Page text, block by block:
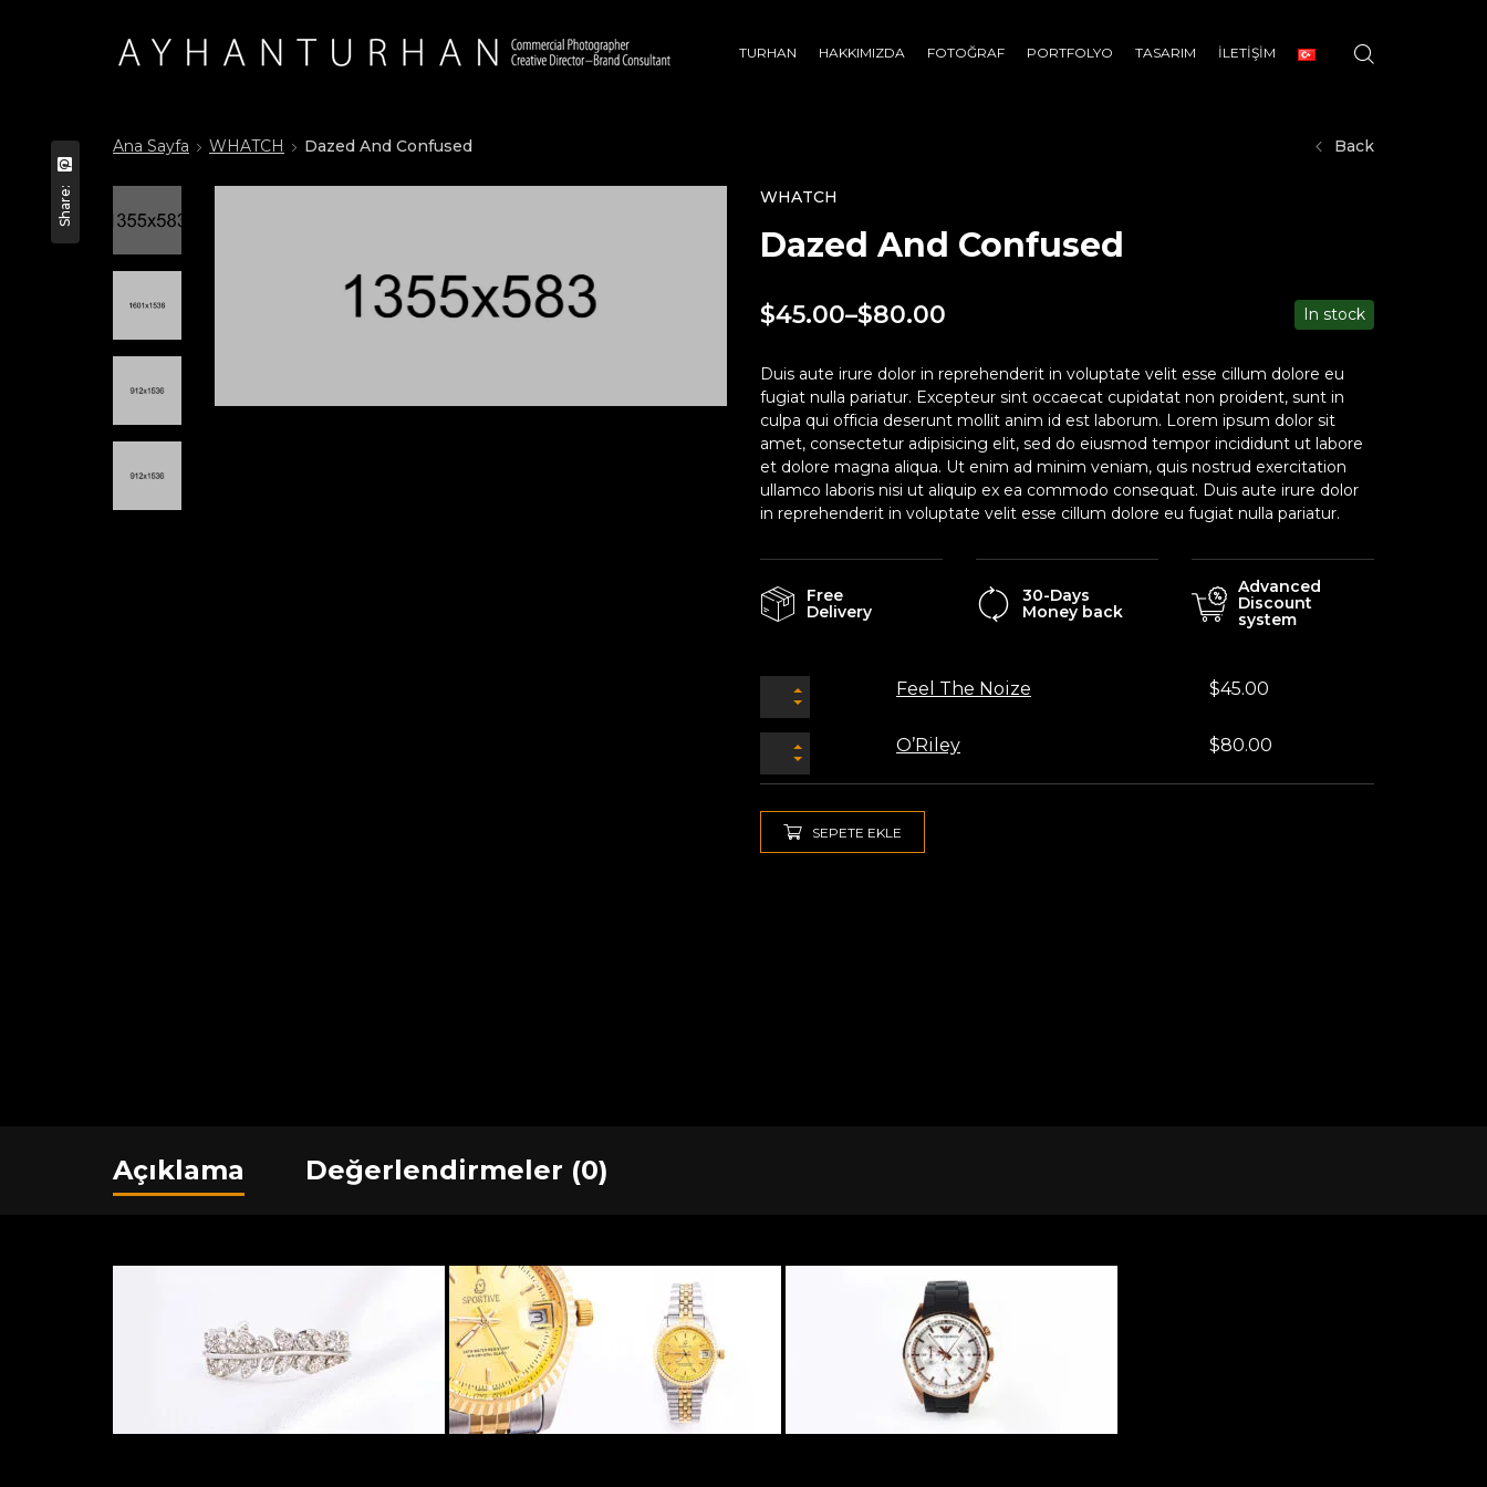
TURHAN HAKKIMIZDA FOTOĞRAF PORTFOLYO TASARIM İLETİŞİM
Share:
Ana Sayfa WHATCH Dazed And Confused Back
WHATCH
Dazed And Confused
$45.00–$80.00 In stock
Duis aute irure dolor in reprehenderit in voluptate velit esse cillum dolore eu
fugiat nulla pariatur. Excepteur sint occaecat cupidatat non proident, sunt in
culpa qui officia deserunt mollit anim id est laborum. Lorem ipsum dolor sit
amet, consectetur adipisicing elit, sed do eiusmod tempor incididunt ut labore
et dolore magna aliqua. Ut enim ad minim veniam, quis nostrud exercitation
ullamco laboris nisi ut aliquip ex ea commodo consequat. Duis aute irure dolor
in reprehenderit in voluptate velit esse cillum dolore eu fugiat nulla pariatur.
Free
Delivery
30-Days
Money back
Advanced
Discount
system
Feel The Noize $45.00
O’Riley $80.00
SEPETE EKLE
Açıklama Değerlendirmeler (0)